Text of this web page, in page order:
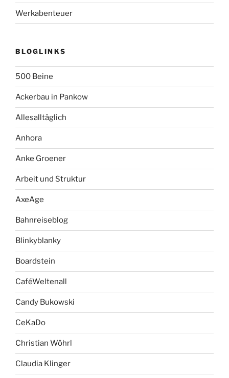
Werkabenteuer
BLOGLINKS
500 Beine
Ackerbau in Pankow
Allesalltäglich
Anhora
Anke Groener
Arbeit und Struktur
AxeAge
Bahnreiseblog
Blinkyblanky
Boardstein
CaféWeltenall
Candy Bukowski
CeKaDo
Christian Wöhrl
Claudia Klinger